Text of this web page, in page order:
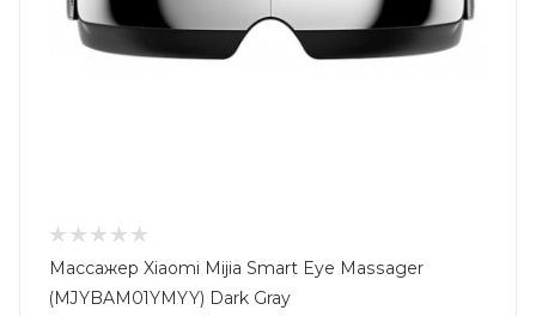
Массажер Xiaomi Mijia Smart Eye Massager
(MJYBAM01YMYY) Dark Gray